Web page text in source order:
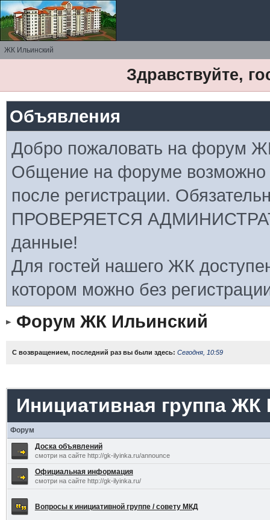
ЖК Ильинский
Здравствуйте,
Объявления
Добро пожаловать на форум
Общение на форуме
после регистрации.
ПРОВЕРЯЕТСЯ
данные!
Для гостей нашего ЖК
котором можно без
Форум ЖК Ильинский
С возвращением, последний раз вы были здесь: Сегодня, 10:59
Инициативная группа ЖК
Форум
Доска объявлений
смотри на сайте http://gk-ilyinka.ru/announce
Официальная информация
смотри на сайте http://gk-ilyinka.ru/
Вопросы к инициативной группе / совету МКД